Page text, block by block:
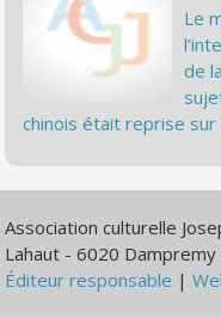
Le
de
chinois était reprise sur
Association culturelle
Lahaut - 6020 Dampremy
Éditeur responsable |